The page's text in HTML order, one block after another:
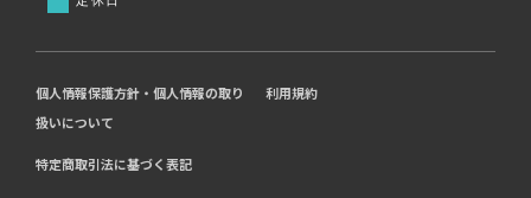
個人情報保護方針・個人情報の取り
扱いについて
利用規約
特定商取引法に基づく表記